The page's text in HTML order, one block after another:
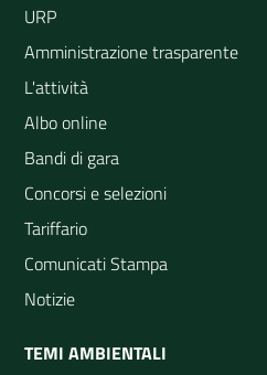
URP
Amministrazione trasparente
L'attività
Albo online
Bandi di gara
Concorsi e selezioni
Tariffario
Comunicati Stampa
Notizie
TEMI AMBIENTALI